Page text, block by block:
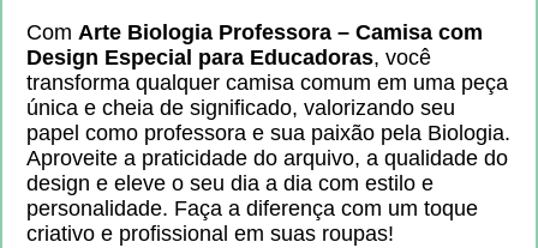
Com Arte Biologia Professora – Camisa com
Design Especial para Educadoras, você
transforma qualquer camisa comum em uma peça
única e cheia de significado, valorizando seu
papel como professora e sua paixão pela Biologia.
Aproveite a praticidade do arquivo, a qualidade do
design e eleve o seu dia a dia com estilo e
personalidade. Faça a diferença com um toque
criativo e profissional em suas roupas!